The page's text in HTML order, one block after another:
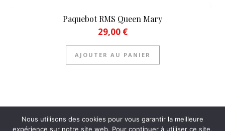
Paquebot RMS Queen Mary
29,00 €
AJOUTER AU PANIER
Nous utilisons des cookies pour vous garantir la meilleure
expérience sur notre site web. Pour continuer à utiliser ce site,